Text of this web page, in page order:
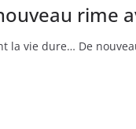
rime
la vie dure… De